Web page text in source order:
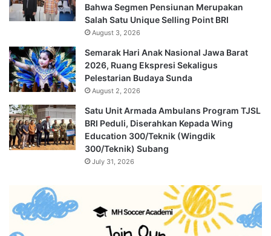
Bahwa Segmen Pensiunan Merupakan
Salah Satu Unique Selling Point BRI
August 3, 2026
Semarak Hari Anak Nasional Jawa Barat
2026, Ruang Ekspresi Sekaligus
Pelestarian Budaya Sunda
August 2, 2026
Satu Unit Armada Ambulans Program TJSL
BRI Peduli, Diserahkan Kepada Wing
Education 300/Teknik (Wingdik
300/Teknik) Subang
July 31, 2026